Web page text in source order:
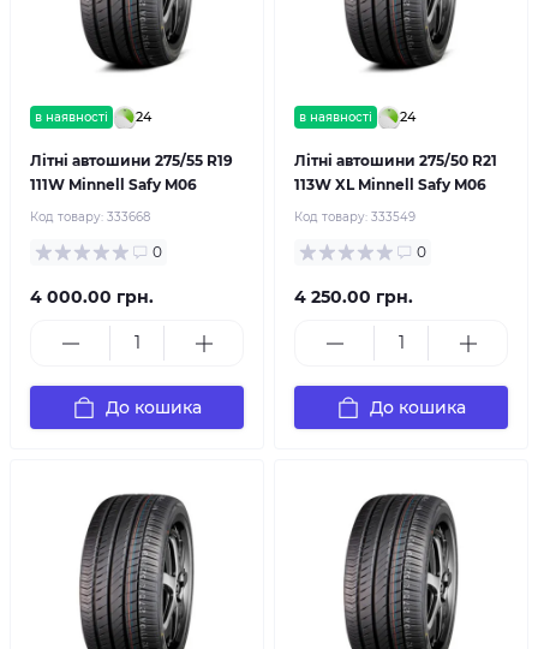
в наявності 24
Літні автошини 275/55 R19
111W Minnell Safy M06
Код товару: 333668
0
4 000.00 грн.
До кошика
в наявності 24
Літні автошини 275/50 R21
113W XL Minnell Safy M06
Код товару: 333549
0
4 250.00 грн.
До кошика